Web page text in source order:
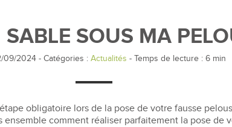
SOUS MA
09/2024 - Catégories : Actualités - Temps de lecture : 6 min
obligatoire lors de la pose de votre fausse
comment réaliser parfaitement la pose de